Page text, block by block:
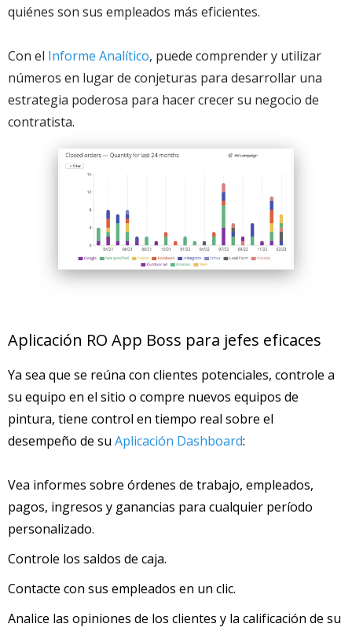
quiénes son sus empleados más eficientes.
Con el Informe Analítico, puede comprender y utilizar
números en lugar de conjeturas para desarrollar una
estrategia poderosa para hacer crecer su negocio de
contratista.
Aplicación RO App Boss para jefes eficaces
Ya sea que se reúna con clientes potenciales, controle a
su equipo en el sitio o compre nuevos equipos de
pintura, tiene control en tiempo real sobre el
desempeño de su Aplicación Dashboard:
Vea informes sobre órdenes de trabajo, empleados,
pagos, ingresos y ganancias para cualquier período
personalizado.
Controle los saldos de caja.
Contacte con sus empleados en un clic.
Analice las opiniones de los clientes y la calificación de su